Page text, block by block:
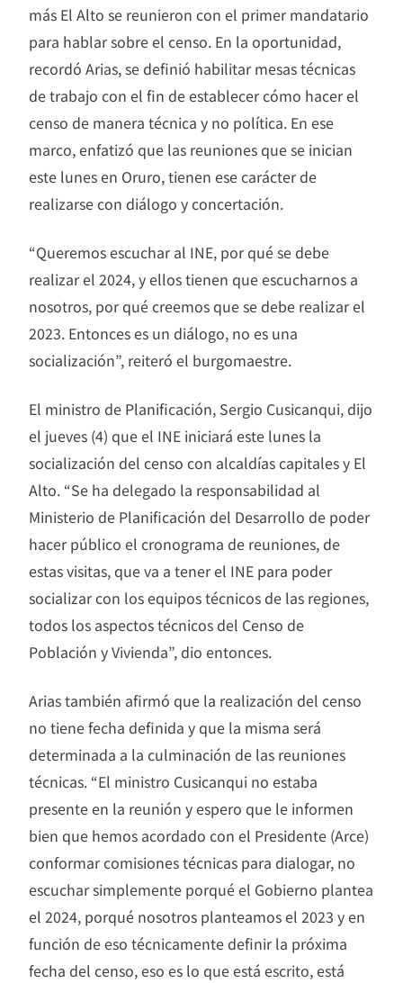
más El Alto se reunieron con el primer mandatario
para hablar sobre el censo. En la oportunidad,
recordó Arias, se definió habilitar mesas técnicas
de trabajo con el fin de establecer cómo hacer el
censo de manera técnica y no política. En ese
marco, enfatizó que las reuniones que se inician
este lunes en Oruro, tienen ese carácter de
realizarse con diálogo y concertación.
“Queremos escuchar al INE, por qué se debe
realizar el 2024, y ellos tienen que escucharnos a
nosotros, por qué creemos que se debe realizar el
2023. Entonces es un diálogo, no es una
socialización”, reiteró el burgomaestre.
El ministro de Planificación, Sergio Cusicanqui, dijo
el jueves (4) que el INE iniciará este lunes la
socialización del censo con alcaldías capitales y El
Alto. “Se ha delegado la responsabilidad al
Ministerio de Planificación del Desarrollo de poder
hacer público el cronograma de reuniones, de
estas visitas, que va a tener el INE para poder
socializar con los equipos técnicos de las regiones,
todos los aspectos técnicos del Censo de
Población y Vivienda”, dio entonces.
Arias también afirmó que la realización del censo
no tiene fecha definida y que la misma será
determinada a la culminación de las reuniones
técnicas. “El ministro Cusicanqui no estaba
presente en la reunión y espero que le informen
bien que hemos acordado con el Presidente (Arce)
conformar comisiones técnicas para dialogar, no
escuchar simplemente porqué el Gobierno plantea
el 2024, porqué nosotros planteamos el 2023 y en
función de eso técnicamente definir la próxima
fecha del censo, eso es lo que está escrito, está